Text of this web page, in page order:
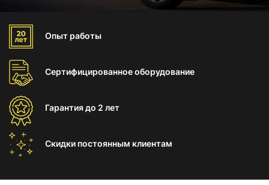
Опыт работы
Сертифицированноеоборудование
Гарантиядо 2 лет
Скидки постоянным клиентам